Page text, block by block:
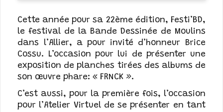
Cette année pour sa 22ème édition, Festi’BD,
le festival de la Bande Dessinée de Moulins
dans l’Allier, a pour invité d’honneur Brice
Cossu. L’occasion pour lui de présenter une
exposition de planches tirées des albums de
son œuvre phare: « FRNCK ».
C’est aussi, pour la première fois, l’occasion
pour l’Atelier Virtuel de se présenter en tant